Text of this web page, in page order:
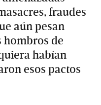
fraudes
aún pesan
hombros de
habían
esos pactos